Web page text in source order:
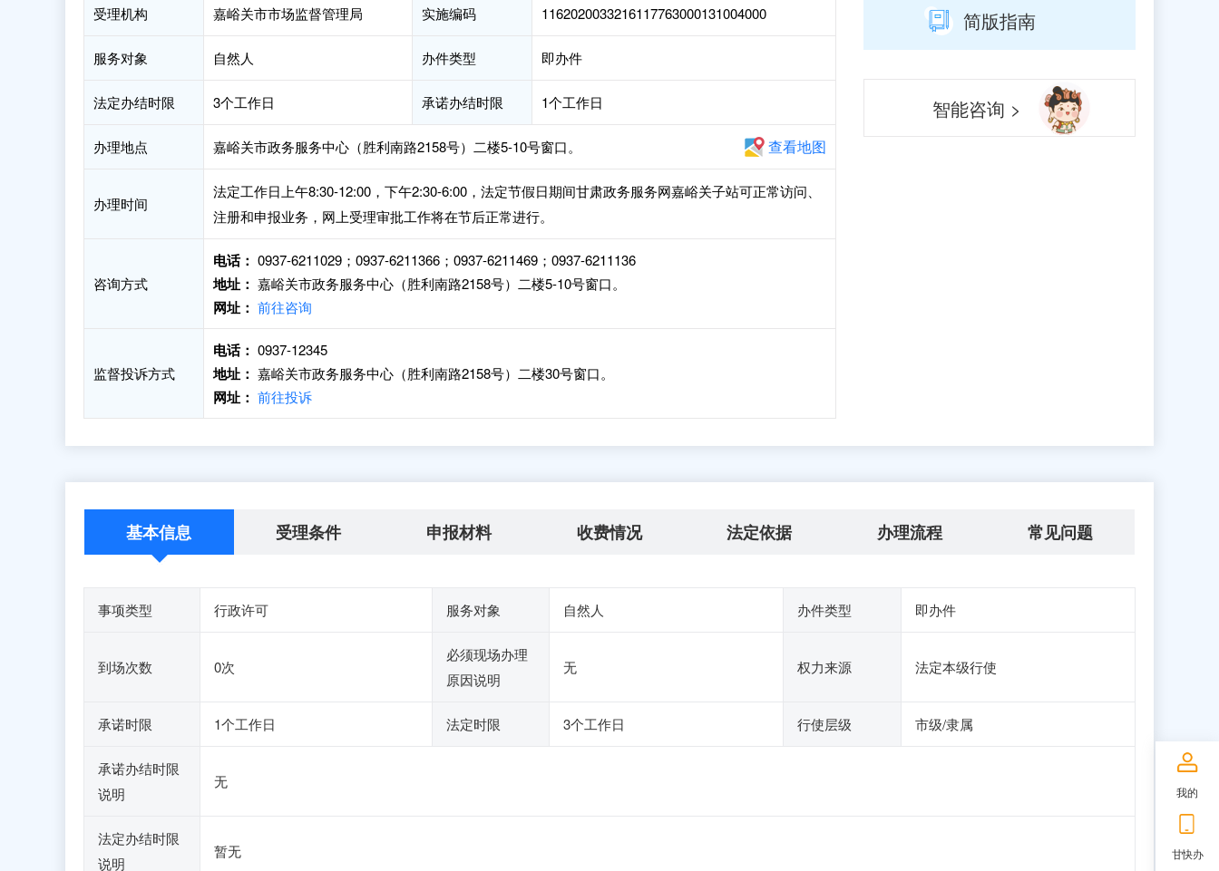
受理机构 嘉峪关市市场监督管理局 实施编码 1162020033216117763000131004000
服务对象 自然人 办件类型 即办件
法定办结时限 3个工作日 承诺办结时限 1个工作日
办理地点 嘉峪关市政务服务中心（胜利南路2158号）二楼5-10号窗口。 查看地图
办理时间
法定工作日上午8:30-12:00，下午2:30-6:00，法定节假日期间甘肃政务服务网嘉峪关子站可正常访问、
注册和申报业务，网上受理审批工作将在节后正常进行。
咨询方式
电话： 0937-6211029；0937-6211366；0937-6211469；0937-6211136
地址： 嘉峪关市政务服务中心（胜利南路2158号）二楼5-10号窗口。
网址： 前往咨询
监督投诉方式
电话： 0937-12345
地址： 嘉峪关市政务服务中心（胜利南路2158号）二楼30号窗口。
网址： 前往投诉
简版指南
智能咨询 >
基本信息 受理条件 申报材料 收费情况 法定依据 办理流程 常见问题
事项类型 行政许可 服务对象 自然人 办件类型 即办件
到场次数 0次
必须现场办理
原因说明
无 权力来源 法定本级行使
承诺时限 1个工作日 法定时限 3个工作日 行使层级 市级/隶属
承诺办结时限
说明
无
法定办结时限
说明
暂无
我的
甘快办